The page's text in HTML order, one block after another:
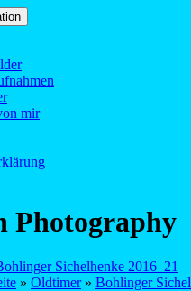
mir
Photography
» Oldtimer» Bohlinger